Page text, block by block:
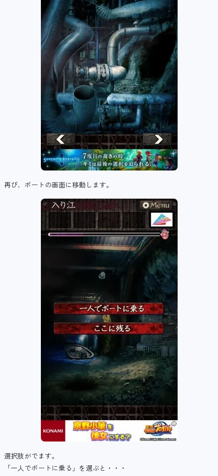
再び、ボートの画面に移動します。
選択肢がでます。
「一人でボートに乗る」を選ぶと・・・